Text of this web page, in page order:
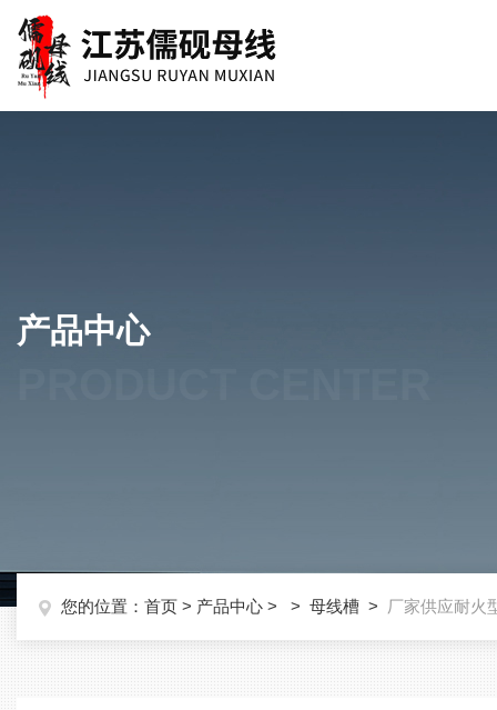
产品中心
您的位置： 首页 > 产品中心 > > 母线槽 > 厂家供应耐火